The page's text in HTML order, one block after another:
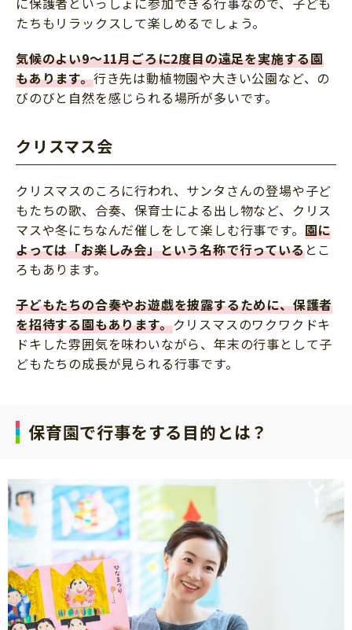
たちもリラックスして楽しめるでしょう。
気候のよい9〜11月ごろに2度目の遠足を実施する園
もあります。行き先は動植物園や大きい公園など、の
びのびと自然を感じられる場所が多いです。
クリスマス会
クリスマスのころに行われ、サンタさんの登場や子ど
もたちの歌、合奏、保育士による出し物など、クリス
マスや冬にちなんだ催しをして楽しむ行事です。 園に
よっては「お楽しみ会」という名称で行っているとこ
ろもあります。
子どもたちの合奏やお遊戯を披露するために、保護者
を招待する園もあります。クリスマスのワクワクドキ
ドキした雰囲気を味わいながら、年末の行事として子
どもたちの成長が見られる行事です。
保育園で行事をする目的とは？